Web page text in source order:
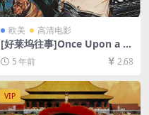
欧美 高清电影
[好莱坞往事]Once Upon a Ti
me… in Hollywood (2019)
[百度网盘+迅雷云盘资源1080
P超清未删减][MP4/10GB][中
英字幕]
5 年前 2.68
VIP